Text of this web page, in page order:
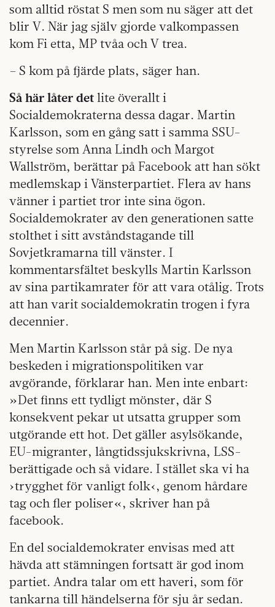
som alltid röstat S men som nu säger att det
blir V. När jag själv gjorde valkompassen
kom Fi etta, MP tvåa och V trea.
– S kom på fjärde plats, säger han.
Så här låter det lite överallt i
Socialdemokraterna dessa dagar. Martin
Karlsson, som en gång satt i samma SSU-
styrelse som Anna Lindh och Margot
Wallström, berättar på Facebook att han sökt
medlemskap i Vänsterpartiet. Flera av hans
vänner i partiet tror inte sina ögon.
Socialdemokrater av den generationen satte
stolthet i sitt avståndstagande till
Sovjetkramarna till vänster. I
kommentarsfältet beskylls Martin Karlsson
av sina partikamrater för att vara otålig. Trots
att han varit socialdemokratin trogen i fyra
decennier.
Men Martin Karlsson står på sig. De nya
beskeden i migrationspolitiken var
avgörande, förklarar han. Men inte enbart:
»Det finns ett tydligt mönster, där S
konsekvent pekar ut utsatta grupper som
utgörande ett hot. Det gäller asylsökande,
EU-migranter, långtidssjukskrivna, LSS-
berättigade och så vidare. I stället ska vi ha
›trygghet för vanligt folk‹, genom hårdare
tag och fler poliser«, skriver han på
facebook.
En del socialdemokrater envisas med att
hävda att stämningen fortsatt är god inom
partiet. Andra talar om ett haveri, som för
tankarna till händelserna för sju år sedan.